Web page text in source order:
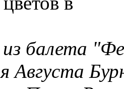
из балета
Августа